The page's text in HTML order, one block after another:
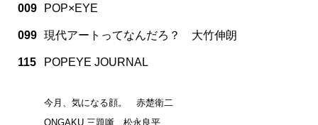
009 POP×EYE
099 現代アートってなんだろ？ 大竹伸朗
115 POPEYE JOURNAL
今月、気になる顔。 赤楚衛二
ONGAKU 三題噺 松永良平